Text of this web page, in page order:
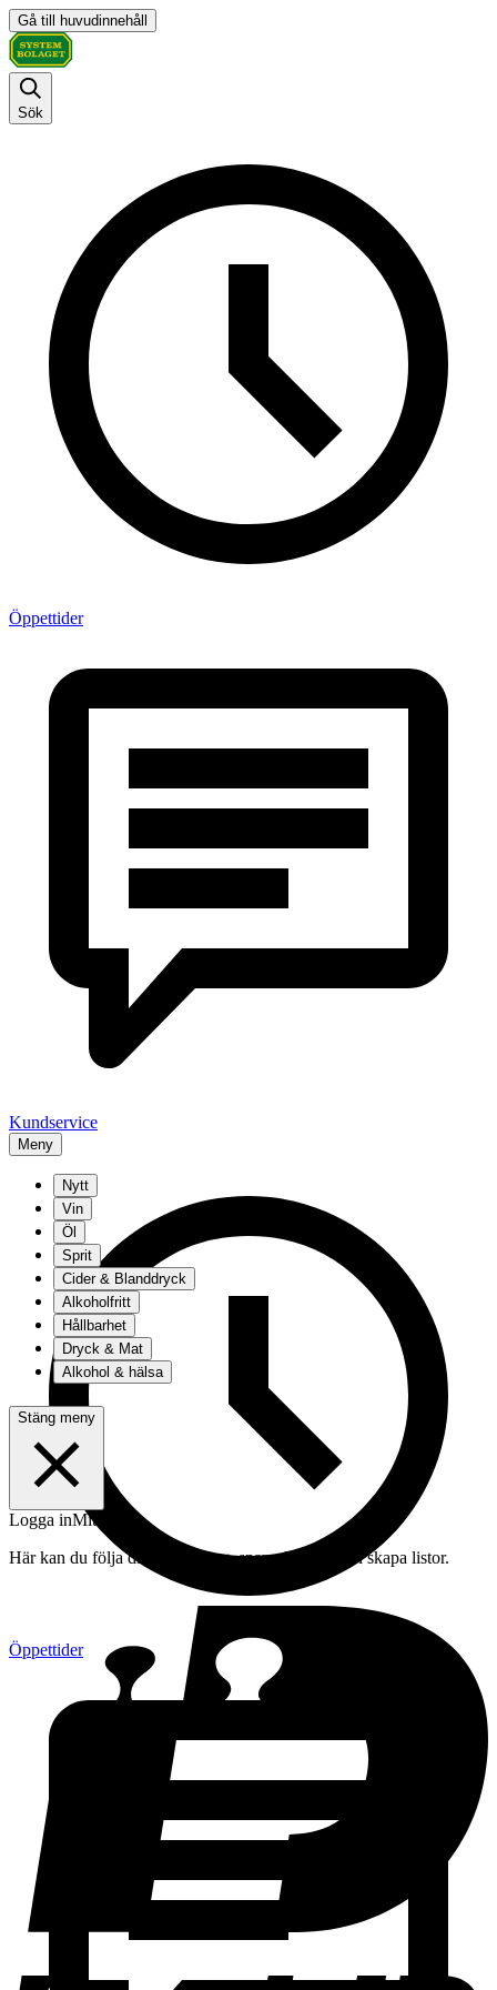
Gå till huvudinnehåll
Sök
Öppettider
Kundservice
Meny
Öppettider
Nytt
Vin
Öl
Sprit
Cider & Blanddryck
Alkoholfritt
Hållbarhet
Dryck & Mat
Alkohol & hälsa
Stäng meny
Logga inMitt konto
Här kan du följa din beställning, spara drycker och skapa listor.